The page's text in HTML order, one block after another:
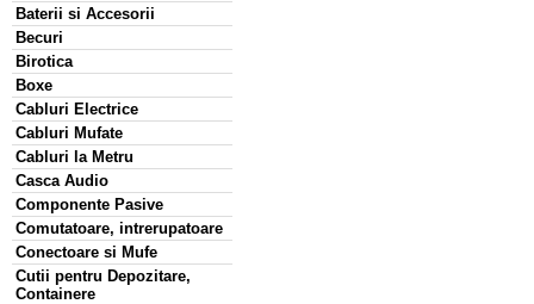
Baterii si Accesorii
Becuri
Birotica
Boxe
Cabluri Electrice
Cabluri Mufate
Cabluri la Metru
Casca Audio
Componente Pasive
Comutatoare, intrerupatoare
Conectoare si Mufe
Cutii pentru Depozitare,
Containere